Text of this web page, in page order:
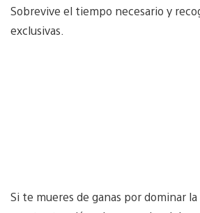
Sobrevive el tiempo necesario y
exclusivas.
Si te mueres de ganas por dominar